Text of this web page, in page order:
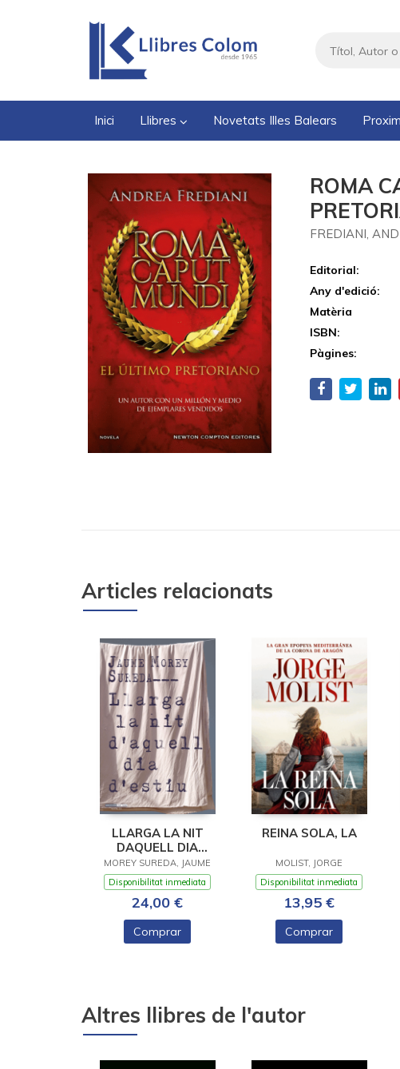
Inici Llibres Novetats Illes Balears
ROMA
FREDIANI,
Editorial:
Any d'edició:
Matèria
ISBN:
Pàgines:
Articles relacionats
LLARGA LA NIT
DAQUELL DIA
DESTIU
MOREY SUREDA, JAUME
Disponibilitat inmediata
24,00 €
Comprar
REINA SOLA, LA
MOLIST, JORGE
Disponibilitat inmediata
13,95 €
Comprar
Altres llibres de l'autor